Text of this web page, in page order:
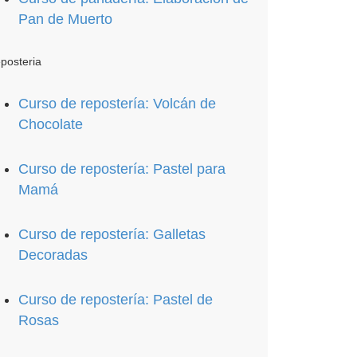
Pan de Muerto
Curso de repostería: Volcán de
Chocolate
Curso de repostería: Pastel para
Mamá
Curso de repostería: Galletas
Decoradas
Curso de repostería: Pastel de
Rosas